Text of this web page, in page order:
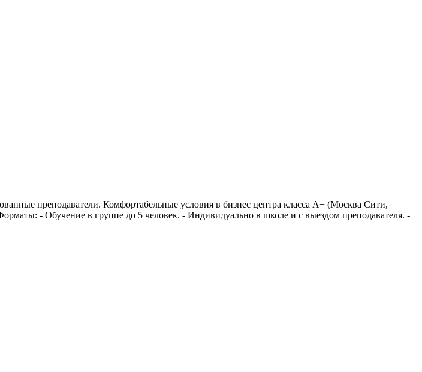
преподаватели. Комфортабельные условия в бизнес центра класса А+ (Москва Сити,
- Обучение в группе до 5 человек. - Индивидуально в школе и с выездом преподавателя. -